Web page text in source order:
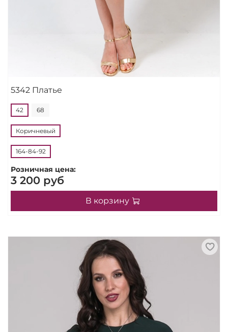
5342 Платье
42 68
Коричневый
164-84-92
Розничная цена:
3 200 руб
В корзину